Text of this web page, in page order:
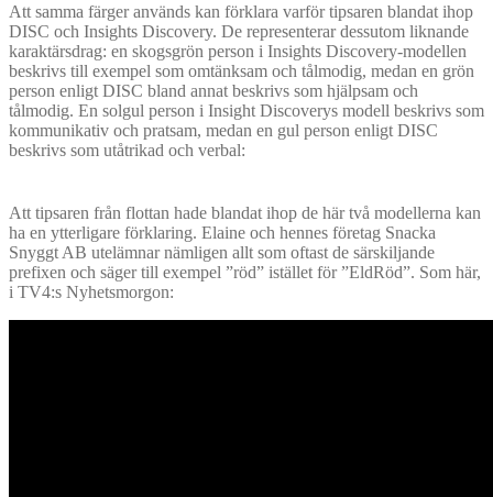
Att samma färger används kan förklara varför tipsaren blandat ihop
DISC och Insights Discovery. De representerar dessutom liknande
karaktärsdrag: en skogsgrön person i Insights Discovery-modellen
beskrivs till exempel som omtänksam och tålmodig, medan en grön
person enligt DISC bland annat beskrivs som hjälpsam och
tålmodig. En solgul person i Insight Discoverys modell beskrivs som
kommunikativ och pratsam, medan en gul person enligt DISC
beskrivs som utåtrikad och verbal:
Att tipsaren från flottan hade blandat ihop de här två modellerna kan
ha en ytterligare förklaring. Elaine och hennes företag Snacka
Snyggt AB utelämnar nämligen allt som oftast de särskiljande
prefixen och säger till exempel ”röd” istället för ”EldRöd”. Som här,
i TV4:s Nyhetsmorgon: